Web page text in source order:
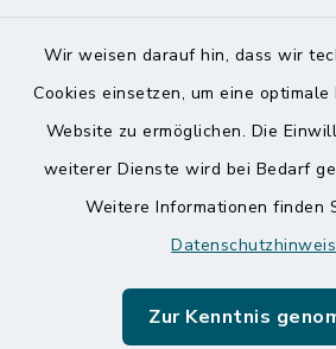
Wir weisen darauf hin, dass wir
Cookies einsetzen, um eine
Website zu ermöglichen. Die
weiterer Dienste wird bei Bedarf
Weitere Informationen finden
Zur Kenntnis
Kontakt
Datenschutz